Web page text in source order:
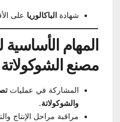
شهادة الباكالوريا على
المهام
مصنع
المشاركة في عمليات
والشوكولاتة.
مراقبة مراحل الإنتاج